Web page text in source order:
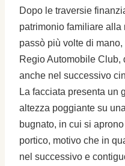
Dopo le traversie
patrimonio familiare
passò più volte di
Regio Automobile Club,
anche nel successivo
La facciata presenta un
altezza poggiante su
bugnato, in cui si
portico, motivo che in
nel successivo e